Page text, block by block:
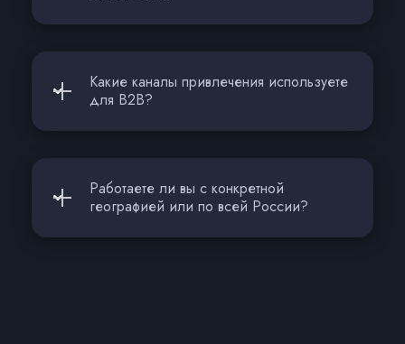
Какие каналы привлечения используете
для B2B?
Работаете ли вы с конкретной
географией или по всей России?